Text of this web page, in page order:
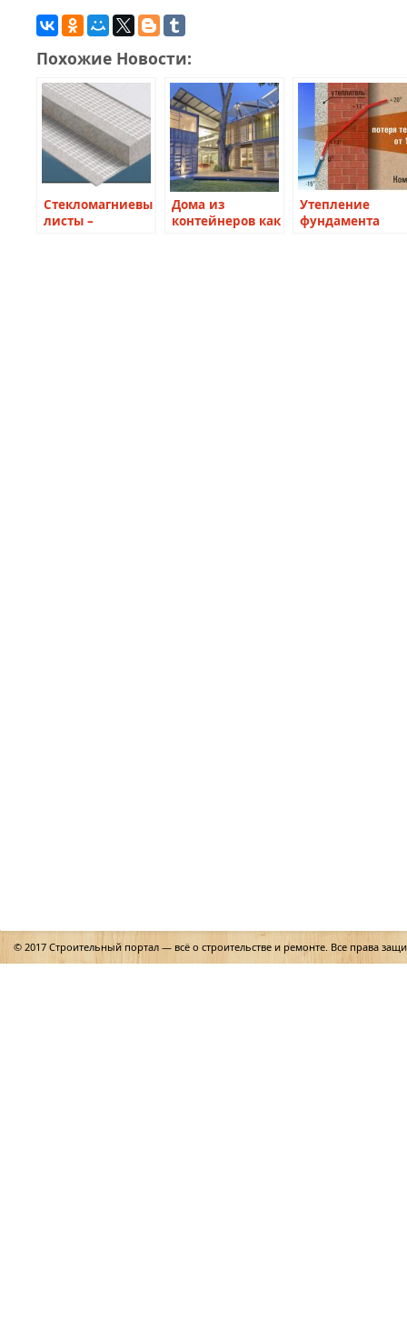
Похожие Новости:
Стекломагниевые
листы –
Дома из
контейнеров как
Утепление
фундамента
© 2017 Строительный портал — всё о строительстве и ремонте. Все права